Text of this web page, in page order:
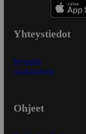
Yhteystiedot
Myymälät
Asiakaspalvelu
Ohjeet